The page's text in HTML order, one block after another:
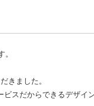
きました。
スだからできるデザイ